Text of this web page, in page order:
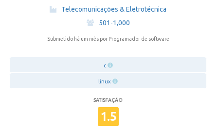
·
Telecomunicações & Eletrotécnica
·
501-1,000
Submetido há um mês por Programador de software
c
linux
SATISFAÇÃO
1.5